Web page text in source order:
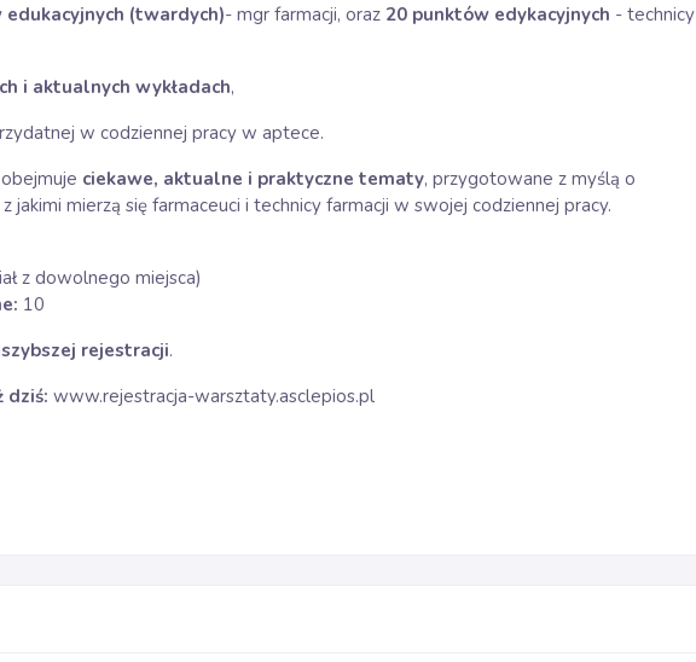
(twardych)- mgr farmacji, oraz 20 punktów edykacyjnych - technicy
i aktualnych wykładach,
w codziennej pracy w aptece.
ciekawe, aktualne i praktyczne tematy, przygotowane z myślą o
jakimi mierzą się farmaceuci i technicy farmacji w swojej codziennej pracy.
z dowolnego miejsca)
10
rejestracji.
dziś: www.rejestracja-warsztaty.asclepios.pl